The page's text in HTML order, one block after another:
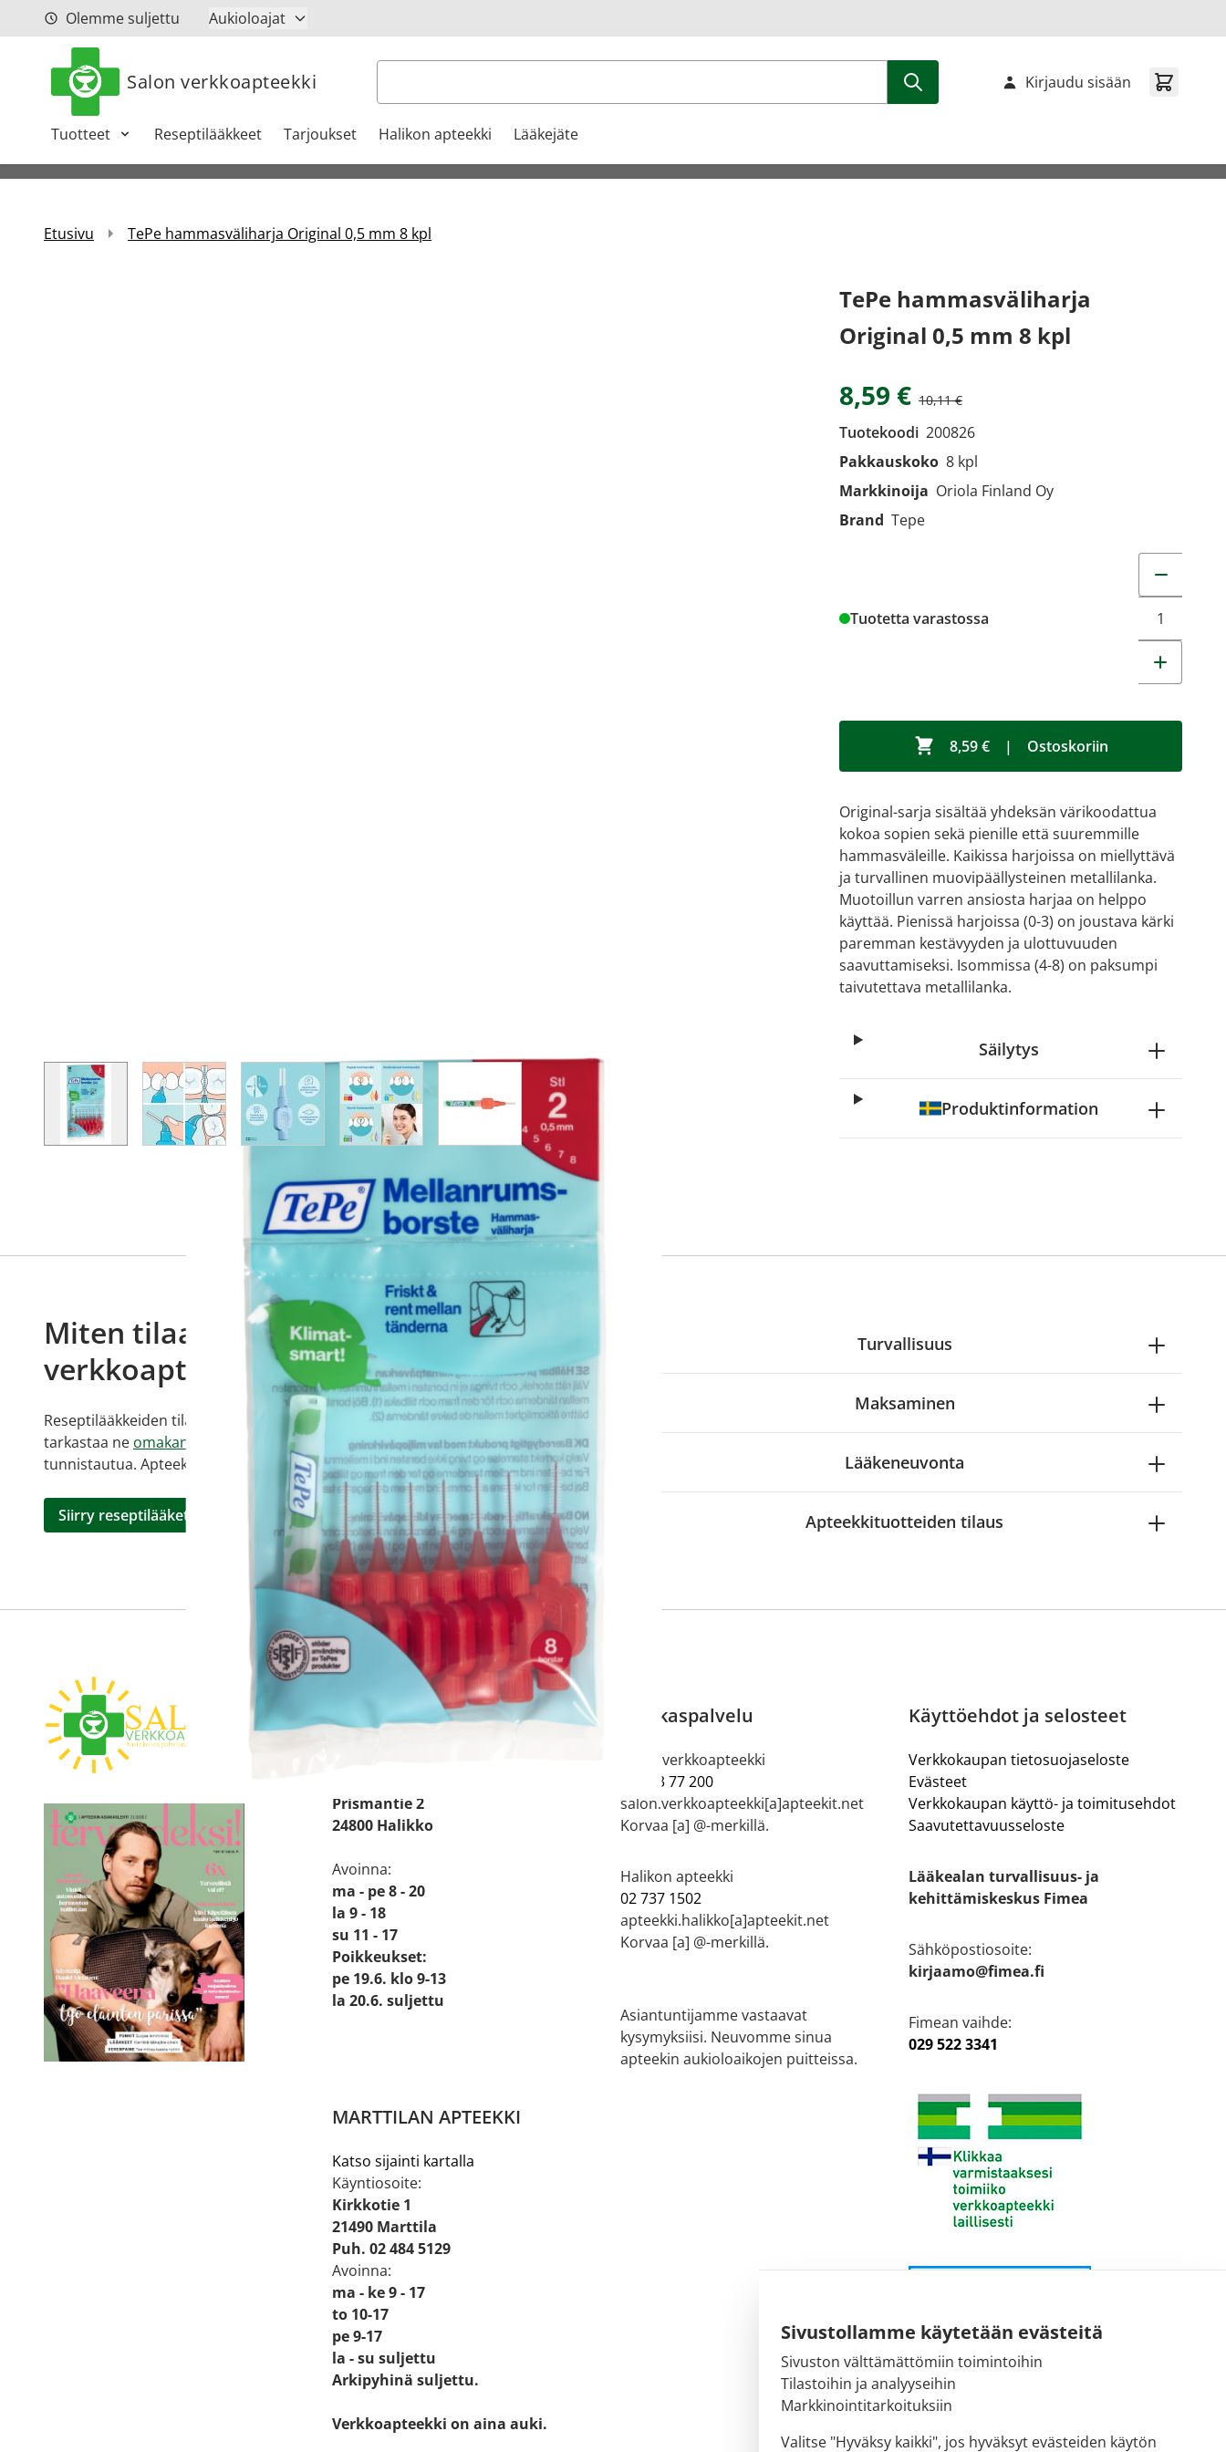
Sivustollamme käytetään evästeitä
Sivuston välttämättömiin toimintoihin
Tilastoihin ja analyyseihin
Markkinointitarkoituksiin
Valitse "Hyväksy kaikki", jos hyväksyt evästeiden käytön
Siirry sisältöönOlemme suljettu Aukioloajat
Salon verkkoapteekki Haku
Tuotteet Reseptilääkkeet Tarjoukset Halikon apteekki Lääkejäte
Kirjaudu sisään
Etusivu TePe hammasväliharja Original 0,5 mm 8 kpl
View larger imageView larger imageView larger imageView larger imageView larger image
TePe hammasväliharja
Original 0,5 mm 8 kpl
8,59 € 10,11 €
Tuotekoodi 200826
Pakkauskoko 8 kpl
Markkinoija Oriola Finland Oy
Brand Tepe
Tuotetta varastossa
8,59 € | Ostoskoriin
Original-sarja sisältää yhdeksän värikoodattua
kokoa sopien sekä pienille että suuremmille
hammasväleille. Kaikissa harjoissa on miellyttävä
ja turvallinen muovipäällysteinen metallilanka.
Muotoillun varren ansiosta harjaa on helppo
käyttää. Pienissä harjoissa (0-3) on joustava kärki
paremman kestävyyden ja ulottuvuuden
saavuttamiseksi. Isommissa (4-8) on paksumpi
taivutettava metallilanka.
Säilytys
Produktinformation
Miten tilaan reseptilääkkeitä
verkkoapteekista?
Reseptilääkkeiden tilaaminen edellyttää voimassa olevaa reseptiä, ja voit
tarkastaa ne omakanta.fi
-palvelusta. Tilausta varten sinun pitää ensin
tunnistautua. Apteekki käsittelee tilauksesi, jonka jälkeen voit maksaa ostoksesi.
Siirry reseptilääketilaukseen
Turvallisuus
Maksaminen
Lääkeneuvonta
Apteekkituotteiden tilaus
HALIKON APTEEKKI
Prismantie 2
24800 Halikko
Avoinna:
ma - pe 8 - 20
la 9 - 18
su 11 - 17
Poikkeukset:
pe 19.6. klo 9-13
la 20.6. suljettu
MARTTILAN APTEEKKI
Katso sijainti kartalla
Käyntiosoite:
Kirkkotie 1
21490 Marttila
Puh. 02 484 5129
Avoinna:
ma - ke 9 - 17
to 10-17
pe 9-17
la - su suljettu
Arkipyhinä suljettu.
Verkkoapteekki on aina auki.
Asiakaspalvelu
Salon verkkoapteekki
044 73 77 200
salon.verkkoapteekki[a]apteekit.net
Korvaa [a] @-merkillä.
Halikon apteekki
02 737 1502
apteekki.halikko[a]apteekit.net
Korvaa [a] @-merkillä.
Asiantuntijamme vastaavat
kysymyksiisi. Neuvomme sinua
apteekin aukioloaikojen puitteissa.
Käyttöehdot ja selosteet
Verkkokaupan tietosuojaseloste
Evästeet
Verkkokaupan käyttö- ja toimitusehdot
Saavutettavuusseloste
Lääkealan turvallisuus- ja
kehittämiskeskus Fimea
Sähköpostiosoite:
kirjaamo@fimea.fi
Fimean vaihde:
029 522 3341